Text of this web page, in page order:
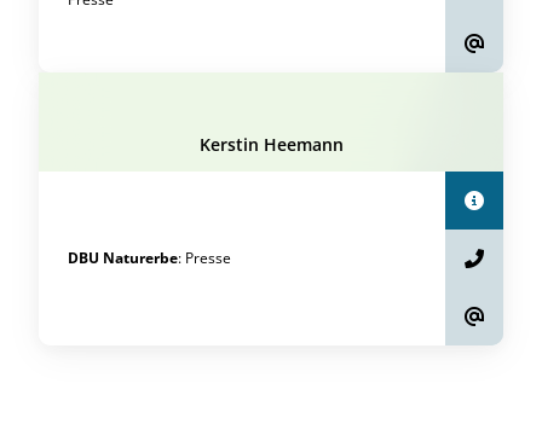
Kerstin Heemann
DBU Naturerbe: Presse